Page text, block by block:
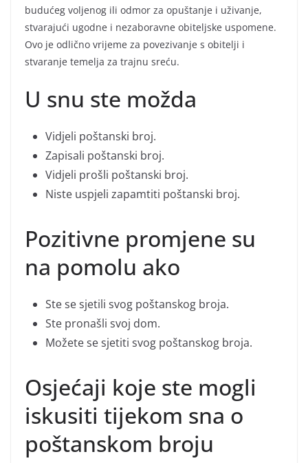
budućeg voljenog ili odmor za opuštanje i uživanje,
stvarajući ugodne i nezaboravne obiteljske uspomene.
Ovo je odlično vrijeme za povezivanje s obitelji i
stvaranje temelja za trajnu sreću.
U snu ste možda
Vidjeli poštanski broj.
Zapisali poštanski broj.
Vidjeli prošli poštanski broj.
Niste uspjeli zapamtiti poštanski broj.
Pozitivne promjene su
na pomolu ako
Ste se sjetili svog poštanskog broja.
Ste pronašli svoj dom.
Možete se sjetiti svog poštanskog broja.
Osjećaji koje ste mogli
iskusiti tijekom sna o
poštanskom broju